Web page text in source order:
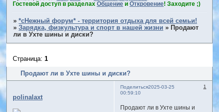
Гостевой доступ в разделах Общениеи Откровение! Заходите ;)
»*сНежный форум* - территория отдыха для всей семьи!
»Зарядка, физкультура и спорт в нашей жизни » Продают
ли в Ухте шины и диски?
Продают ли в Ухте шины и диски?
Страница:1
Поделиться 1
2025-03-25
00:59:10
polinalaxt
Продают ли в Ухте шины и